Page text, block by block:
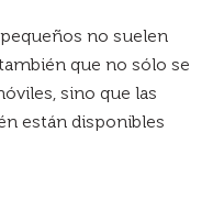
no suelen
que no sólo se
sino que las
están disponibles